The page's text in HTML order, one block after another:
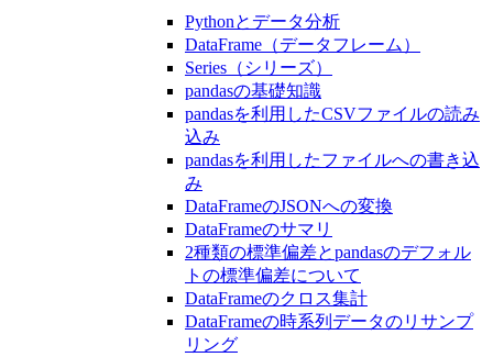
Pythonとデータ分析
DataFrame（データフレーム）
Series（シリーズ）
pandasの基礎知識
pandasを利用したCSVファイルの読み
込み
pandasを利用したファイルへの書き込
み
DataFrameのJSONへの変換
DataFrameのサマリ
2種類の標準偏差とpandasのデフォル
トの標準偏差について
DataFrameのクロス集計
DataFrameの時系列データのリサンプ
リング